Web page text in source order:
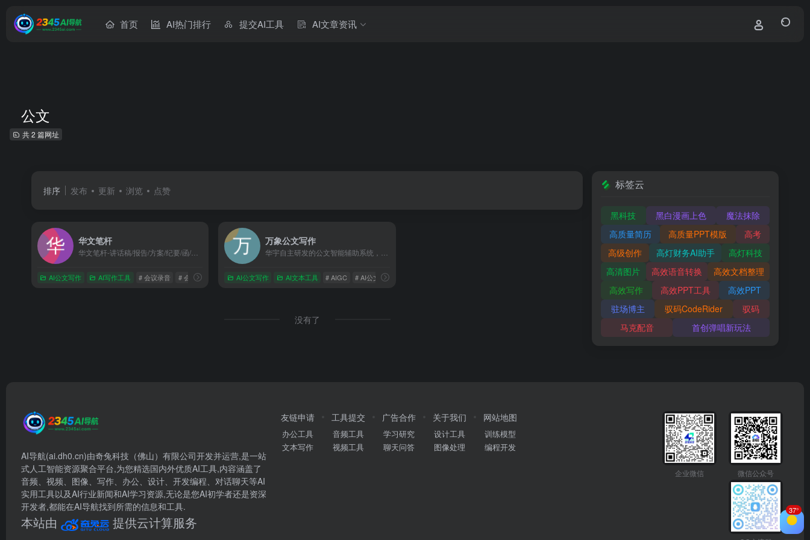
首页 AI热门排行 提交AI工具 AI文章资讯
公文
共 2 篇网址
排序 发布 更新 浏览 点赞
华文笔杆
AI公文写作 AI写作工具 # 会议录音 # 会议纪要 # 体制内文章
万象公文写作
AI公文写作 AI文本工具 # AIGC # AI公文写作
没有了
标签云
黑科技 黑白漫画上色
魔法抹除
高质量简历
高质量PPT模版
高考
高级创作
高灯财务AI助手
高灯科技
高清图片
高效语音转换
高效文档整理
高效写作
高效PPT工具
高效PPT
驻场博主
驭码CodeRider
驭码
马克配音
首创弹唱新玩法
AI导航(ai.dh0.cn)由奇兔科技（佛山）有限公司开发并运营,是一站
式人工智能资源聚合平台,为您精选国内外优质AI工具,内容涵盖了
音频、视频、图像、写作、办公、设计、开发编程、对话聊天等AI
实用工具以及AI行业新闻和AI学习资源,无论是您AI初学者还是资深
开发者,都能在AI导航找到所需的信息和工具.
本站由 提供云计算服务
友链申请
办公工具
文本写作
工具提交
音频工具
视频工具
广告合作
学习研究
聊天问答
关于我们
设计工具
图像处理
网站地图
训练模型
编程开发
企业微信 微信公众号
37°